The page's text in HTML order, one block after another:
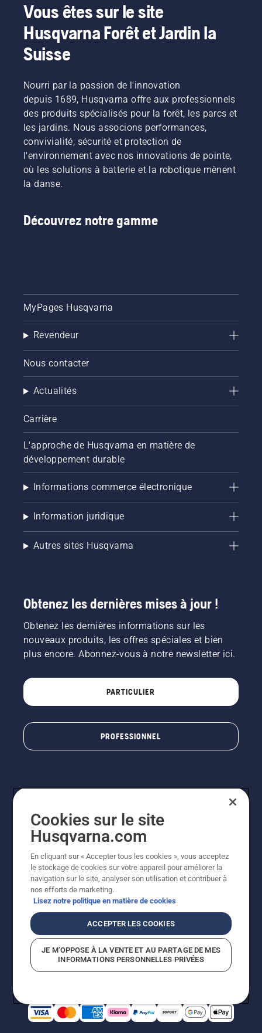
Vous êtes sur le site
Husqvarna Forêt et Jardin la
Suisse
Nourri par la passion de l'innovation
depuis 1689, Husqvarna offre aux professionnels
des produits spécialisés pour la forêt, les parcs et
les jardins. Nous associons performances,
convivialité, sécurité et protection de
l'environnement avec nos innovations de pointe,
où les solutions à batterie et la robotique mènent
la danse.
Découvrez notre gamme
MyPages Husqvarna
Revendeur
Nous contacter
Actualités
Carrière
L'approche de Husqvarna en matière de
développement durable
Informations commerce électronique
Information juridique
Autres sites Husqvarna
Obtenez les dernières mises à jour !
Obtenez les dernières informations sur les
nouveaux produits, les offres spéciales et bien
plus encore. Abonnez-vous à notre newsletter ici.
PARTICULIER
PROFESSIONNEL
© Husqvarna AB (publ). Tous droits réservés. Les prix
indiqués sont à titre indicatif de Husqvarna Schweiz AG
aux revendeurs participants, prix en CHF, TVA 8,1 % et
TAR incluses. Sous réserve de modification. Tous les
prix indiqués sont des prix de vente recommandés (TVA
incluse), sauf si le produit est disponible pour un achat
Avis de confidentialitéImpressionCGVL Shop en ligne
Signalement de violations présumées
Cookies sur le site
Husqvarna.com
En cliquant sur « Accepter tous les cookies », vous acceptez
le stockage de cookies sur votre appareil pour améliorer la
navigation sur le site, analyser son utilisation et contribuer à
nos efforts de marketing.
Lisez notre politique en matière de cookies
ACCEPTER LES COOKIES
JE M’OPPOSE À LA VENTE ET AU PARTAGE DE MES
INFORMATIONS PERSONNELLES PRIVÉES